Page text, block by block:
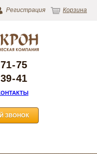
Регистрация Корзина
75
41
ЗВОНОК